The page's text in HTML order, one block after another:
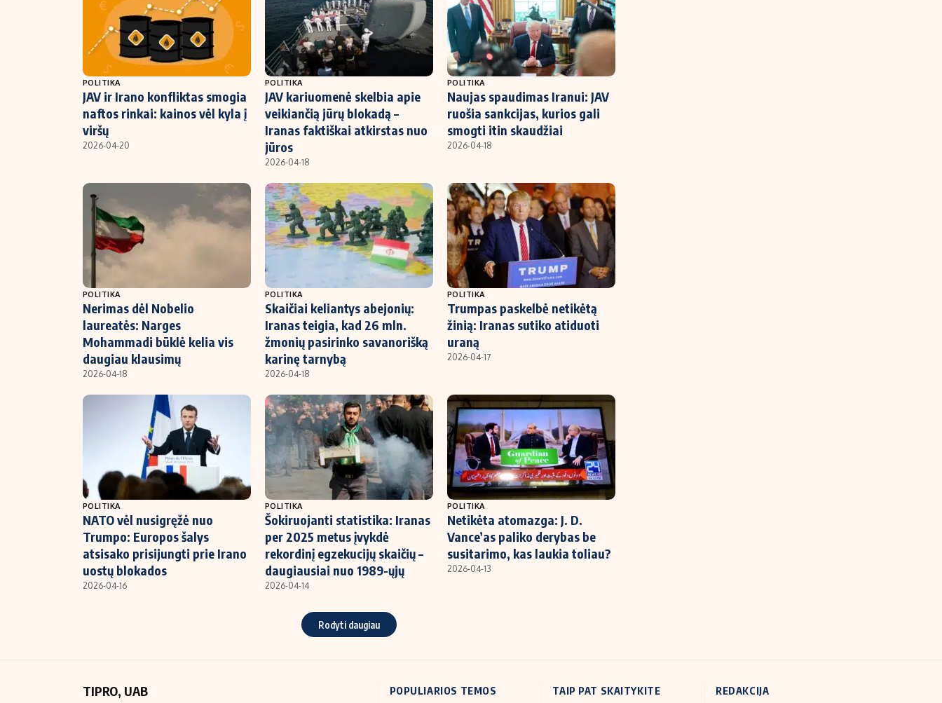
POLITIKA
JAV ir Irano konfliktas smogia
naftos rinkai: kainos vėl kyla į
viršų
2026-04-20
POLITIKA
JAV kariuomenė skelbia apie
veikiančią jūrų blokadą –
Iranas faktiškai atkirstas nuo
jūros
2026-04-18
POLITIKA
Naujas spaudimas Iranui: JAV
ruošia sankcijas, kurios gali
smogti itin skaudžiai
2026-04-18
POLITIKA
Nerimas dėl Nobelio
laureatės: Narges
Mohammadi būklė kelia vis
daugiau klausimų
2026-04-18
POLITIKA
Skaičiai keliantys abejonių:
Iranas teigia, kad 26 mln.
žmonių pasirinko savanorišką
karinę tarnybą
2026-04-18
POLITIKA
Trumpas paskelbė netikėtą
žinią: Iranas sutiko atiduoti
uraną
2026-04-17
POLITIKA
NATO vėl nusigręžė nuo
Trumpo: Europos šalys
atsisako prisijungti prie Irano
uostų blokados
2026-04-16
POLITIKA
Šokiruojanti statistika: Iranas
per 2025 metus įvykdė
rekordinį egzekucijų skaičių –
daugiausiai nuo 1989-ųjų
2026-04-14
POLITIKA
Netikėta atomazga: J. D.
Vance’as paliko derybas be
susitarimo, kas laukia toliau?
2026-04-13
Rodyti daugiau
TIPRO, UAB POPULIARIOS TEMOS TAIP PAT SKAITYKITE REDAKCIJA